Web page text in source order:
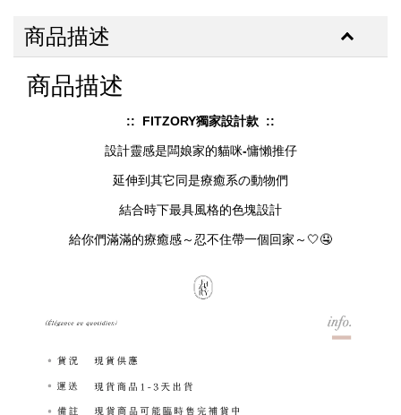
商品描述
商品描述
:: FITZORY獨家設計款 ::
設計靈感是闆娘家的貓咪-慵懶推仔
延伸到其它同是療癒系の動物們
結合時下最具風格的色塊設計
給你們滿滿的療癒感～忍不住帶一個回家～🤍🤤